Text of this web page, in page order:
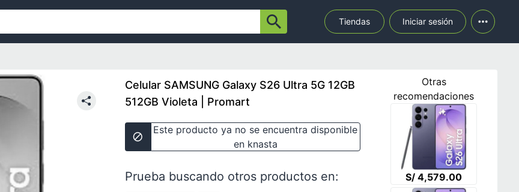
Tiendas Iniciar sesión
Celular SAMSUNG Galaxy S26 Ultra 5G 12GB
512GB Violeta | Promart
Este producto ya no se encuentra disponible
en knasta
Prueba buscando otros productos en:
Otras
recomendaciones
S/ 4,579.00